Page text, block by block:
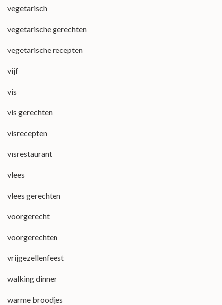
vegetarisch
vegetarische gerechten
vegetarische recepten
vijf
vis
vis gerechten
visrecepten
visrestaurant
vlees
vlees gerechten
voorgerecht
voorgerechten
vrijgezellenfeest
walking dinner
warme broodjes